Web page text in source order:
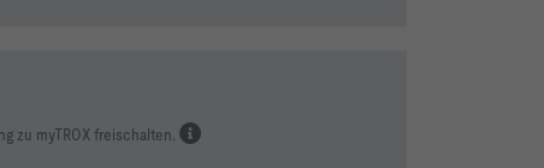
zu myTROX freischalten.